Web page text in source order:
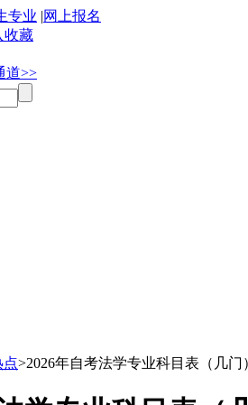
专业 |网上报名
收藏
道>>
点>2026年自考法学专业科目表（几门